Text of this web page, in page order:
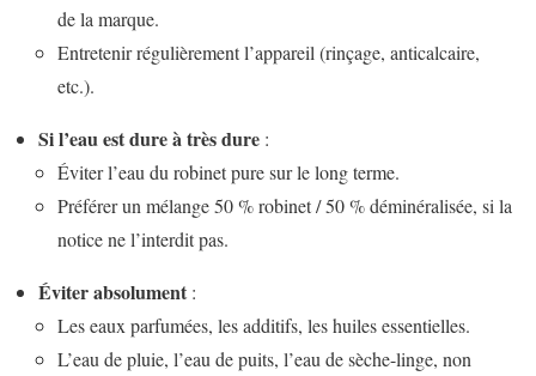
de la marque.
Entretenir régulièrement l’appareil (rinçage, anticalcaire,
etc.).
Si l’eau est dure à très dure :
Éviter l’eau du robinet pure sur le long terme.
Préférer un mélange 50 % robinet / 50 % déminéralisée, si la
notice ne l’interdit pas.
Éviter absolument :
Les eaux parfumées, les additifs, les huiles essentielles.
L’eau de pluie, l’eau de puits, l’eau de sèche-linge, non